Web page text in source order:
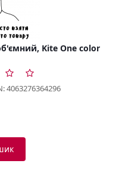
Kite One color
4063276364296